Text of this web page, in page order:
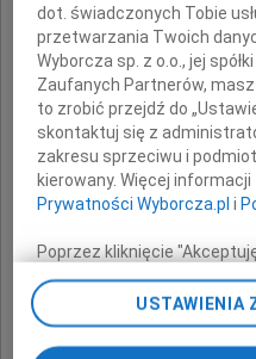
dot. świadczonych Tobie
przetwarzania Twoich
Wyborcza sp. z o.o., jej
Zaufanych Partnerów,
to zrobić przejdź do
skontaktuj się z
zakresu sprzeciwu i
kierowany. Więcej
Prywatności Wyborcza.pl i
Poprzez kliknięcie
zainstalowanie i
Wyborczej sp. z o. o. jej
na Twoim urządzeniu
chwili zmienić swoje
USTAWIENIA